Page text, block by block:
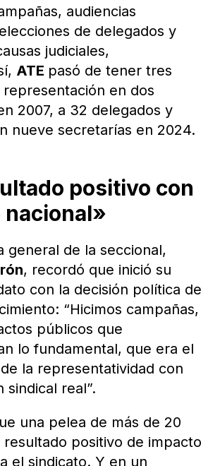
audiencias
de delegados y
judiciales,
ATE pasó de tener tres
en dos
2007, a 32 delegados y
nueve secretarías en 2024.
positivo con
nacional»
general de la seccional,
, recordó que inició su
con la decisión política de
“Hicimos campañas,
públicos que
lo fundamental, que era el
la representatividad con
sindical real”.
una pelea de más de 20
resultado positivo de impacto
el sindicato. Y en un